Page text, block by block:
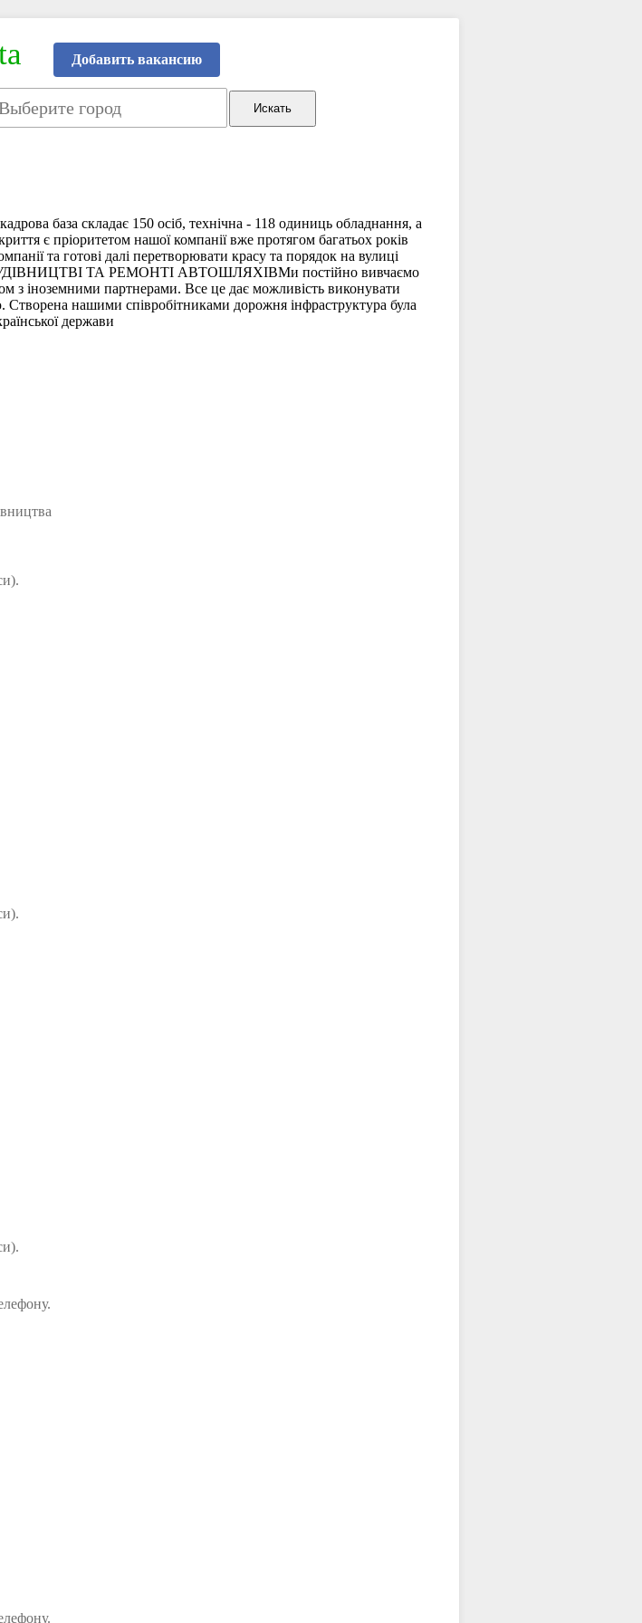
Добавить вакансию
база складає 150 осіб, технічна - 118 одиниць обладнання, а
є пріоритетом нашої компанії вже протягом багатьох років
та готові далі перетворювати красу та порядок на вулиці
ТА РЕМОНТІ АВТОШЛЯХІВМи постійно вивчаємо
з іноземними партнерами. Все це дає можливість виконувати
Створена нашими співробітниками дорожня інфраструктура була
держави